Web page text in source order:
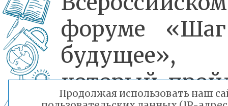
форуме
будущее»,
который
Продолжая использовать наш